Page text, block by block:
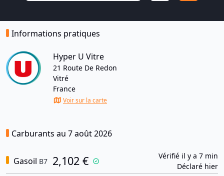
Informations pratiques
Hyper U Vitre
21 Route De Redon
Vitré
France
Voir sur la carte
Carburants au 7 août 2026
Gasoil B7 2,102 €
Vérifié il y a 7 min
Déclaré hier